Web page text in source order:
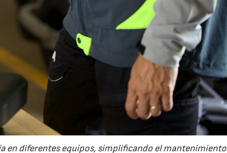
en diferentes equipos, simplificando el mantenimiento